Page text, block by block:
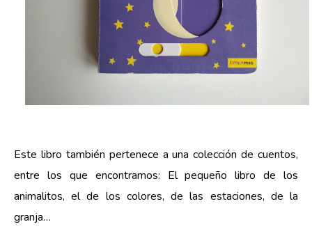
Este libro también pertenece a una colección de cuentos,
entre los que encontramos: El pequeño libro de los
animalitos, el de los colores, de las estaciones, de la
granja…